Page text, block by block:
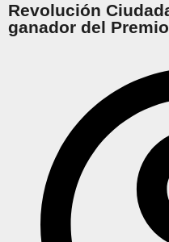
Revolución
ganador del